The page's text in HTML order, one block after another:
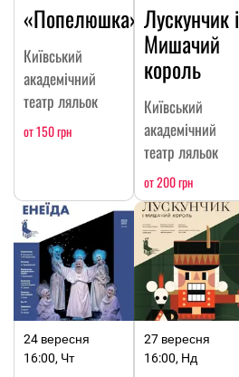
«Попелюшка»
Київський
академічний
театр ляльок
от 150 грн
Лускунчик і
Мишачий
король
Київський
академічний
театр ляльок
от 200 грн
24 вересня
16:00, Чт
27 вересня
16:00, Нд